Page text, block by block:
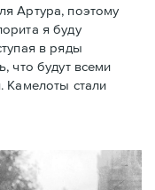
Артура, поэтому
я буду
в ряды
что будут всеми
Камелоты стали